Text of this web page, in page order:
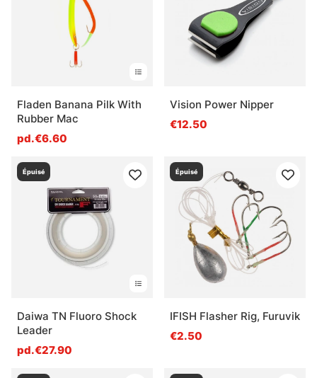
Fladen Banana Pilk With
Rubber Mac
pd.€6.60
Vision Power Nipper
€12.50
Épuisé
Daiwa TN Fluoro Shock
Leader
pd.€27.90
Épuisé
IFISH Flasher Rig, Furuvik
€2.50